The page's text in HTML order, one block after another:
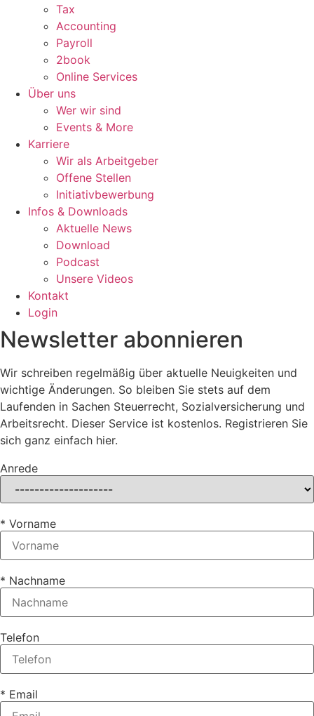
Tax
Accounting
Payroll
2book
Online Services
Über uns
Wer wir sind
Events & More
Karriere
Wir als Arbeitgeber
Offene Stellen
Initiativbewerbung
Infos & Downloads
Aktuelle News
Download
Podcast
Unsere Videos
Kontakt
Login
Newsletter abonnieren
Wir schreiben regelmäßig über aktuelle Neuigkeiten und
wichtige Änderungen. So bleiben Sie stets auf dem
Laufenden in Sachen Steuerrecht, Sozialversicherung und
Arbeitsrecht. Dieser Service ist kostenlos. Registrieren Sie
sich ganz einfach hier.
Anrede
* Vorname
* Nachname
Telefon
* Email